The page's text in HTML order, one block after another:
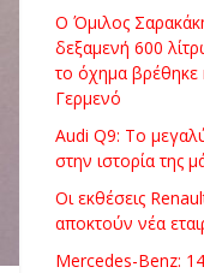
Ο Όμιλος
δεξαμενή 600
το όχημα
Γερμενό
Audi Q9: Το
στην ιστορία της
Οι εκθέσεις
αποκτούν νέα
Mercedes-Benz: